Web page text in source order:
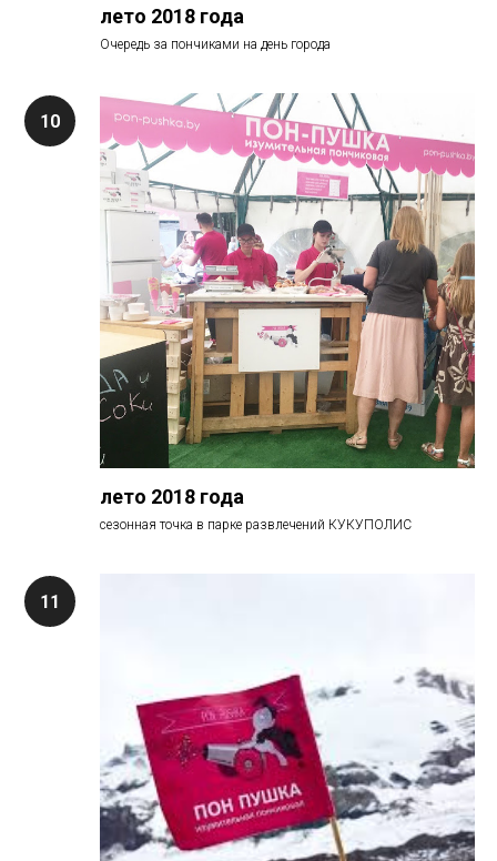
лето 2018 года
Очередь за пончиками на день города
лето 2018 года
сезонная точка в парке развлечений КУКУПОЛИС